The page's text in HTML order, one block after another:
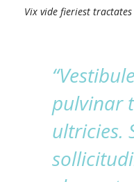
Vix vide fieriest tractates
pulvinar
ultricies.